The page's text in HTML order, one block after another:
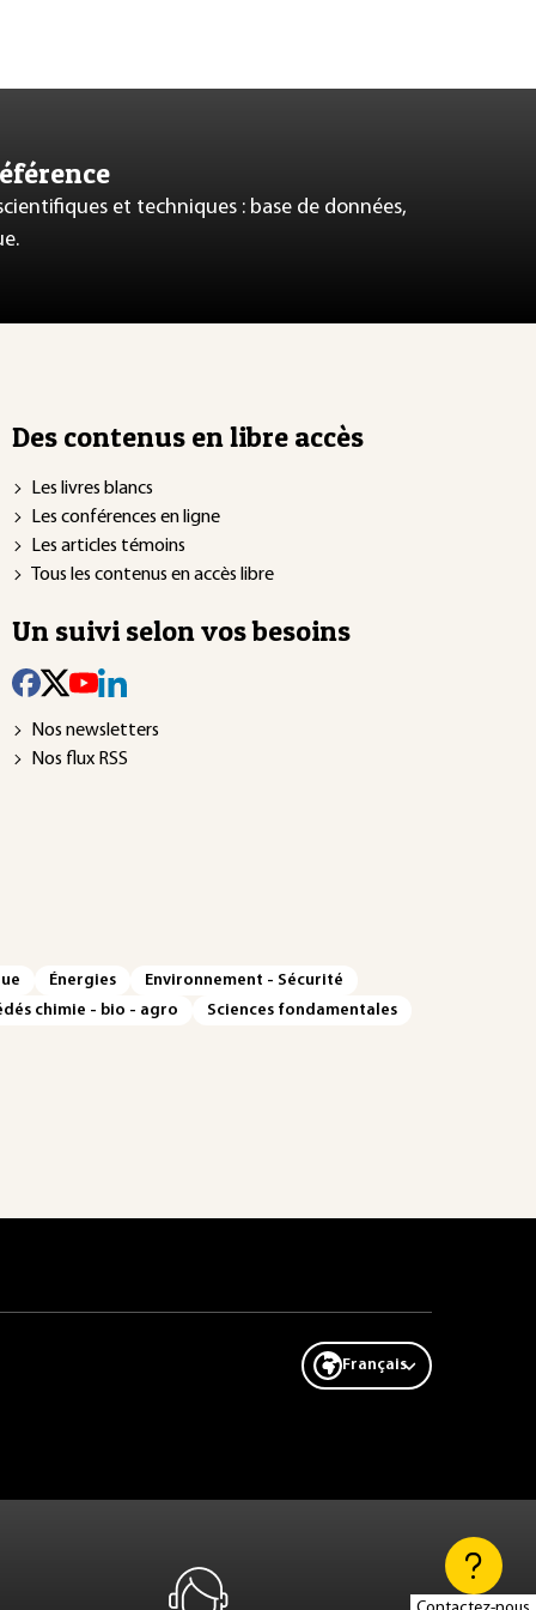
et techniques : base de données,
Des contenus en libre accès
Les livres blancs
Les conférences en ligne
Les articles témoins
Tous les contenus en accès libre
Un suivi selon vos besoins
Nos newsletters
Nos flux RSS
Énergies
Environnement - Sécurité
chimie - bio - agro
Sciences fondamentales
Français